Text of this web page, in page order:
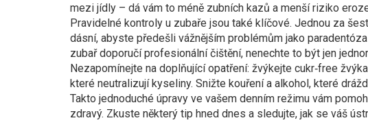
mezi jídly – dá vám to méně zubních kazů a menší riziko
Pravidelné kontroly u zubaře jsou také klíčové. Jednou za
dásní, abyste předešli vážnějším problémům jako
zubař doporučí profesionální čištění, nenechte to být jen
Nezapomínejte na doplňující opatření: žvýkejte cukr‑free
které neutralizují kyseliny. Snižte kouření a alkohol, které
Takto jednoduché úpravy ve vašem denním režimu vám
zdravý. Zkuste některý tip hned dnes a sledujte, jak se váš